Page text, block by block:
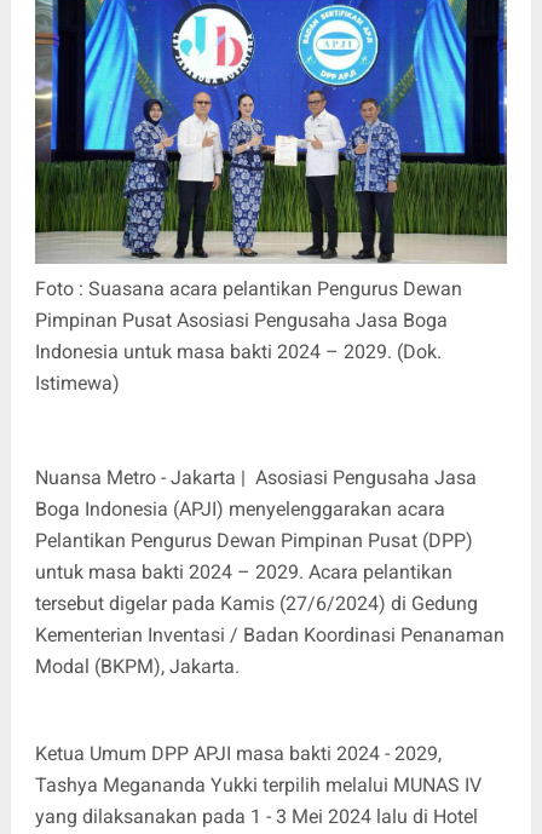
Foto : Suasana acara pelantikan Pengurus Dewan
Pimpinan Pusat Asosiasi Pengusaha Jasa Boga
Indonesia untuk masa bakti 2024 – 2029. (Dok.
Istimewa)
Nuansa Metro - Jakarta | Asosiasi Pengusaha Jasa
Boga Indonesia (APJI) menyelenggarakan acara
Pelantikan Pengurus Dewan Pimpinan Pusat (DPP)
untuk masa bakti 2024 – 2029. Acara pelantikan
tersebut digelar pada Kamis (27/6/2024) di Gedung
Kementerian Inventasi / Badan Koordinasi Penanaman
Modal (BKPM), Jakarta.
Ketua Umum DPP APJI masa bakti 2024 - 2029,
Tashya Megananda Yukki terpilih melalui MUNAS IV
yang dilaksanakan pada 1 - 3 Mei 2024 lalu di Hotel